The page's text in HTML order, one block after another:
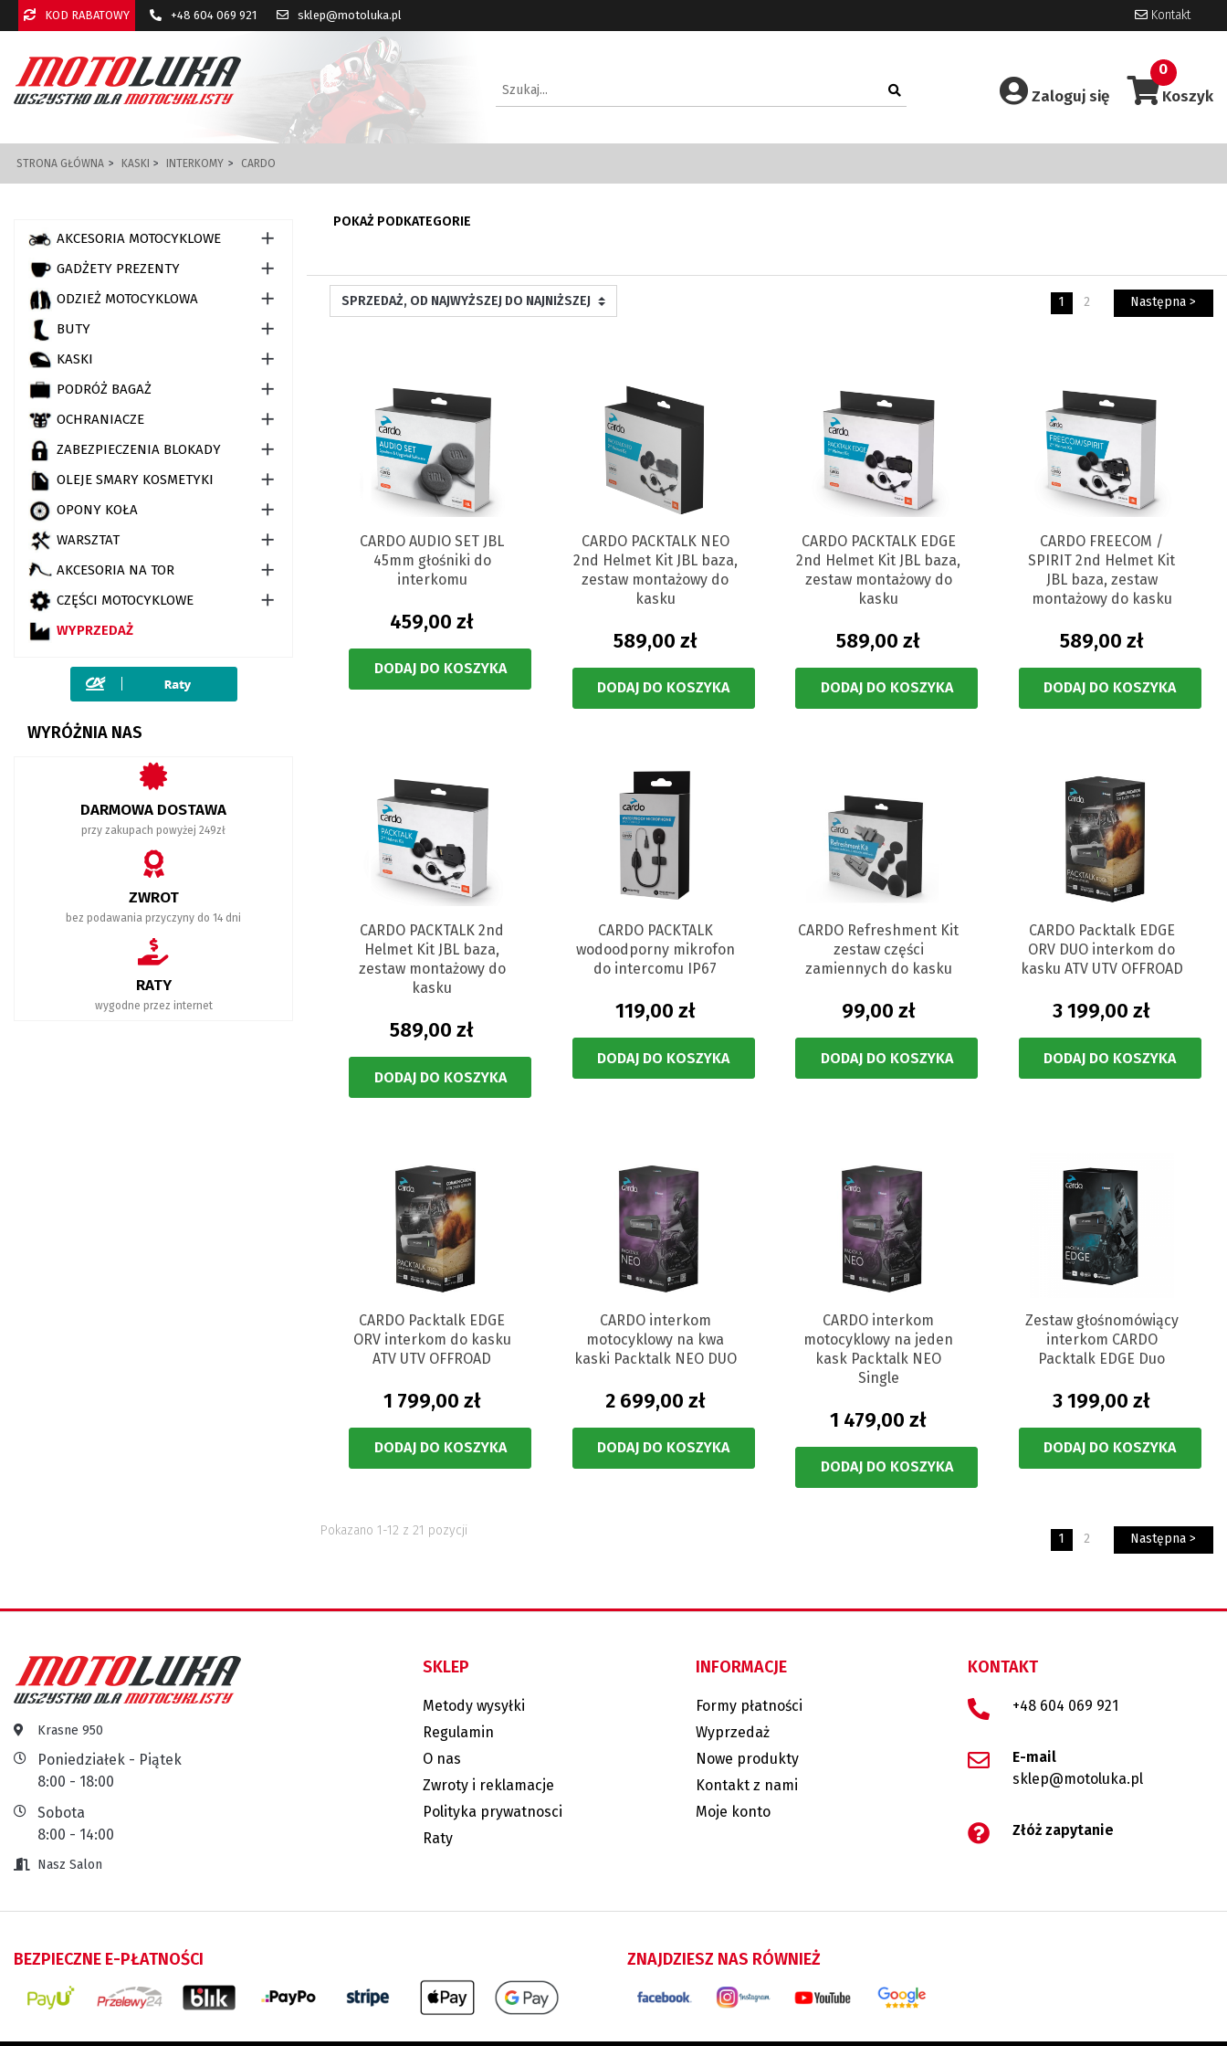
KOD RABATOWY +48 604 069 921 sklep@motoluka.pl Kontakt
Koszyk
0
Zaloguj się
STRONA GŁÓWNA KASKI INTERKOMY CARDO
AKCESORIA MOTOCYKLOWE 
GADŻETY PREZENTY 
ODZIEŻ MOTOCYKLOWA 
BUTY 
KASKI 
PODRÓŻ BAGAŻ 
OCHRANIACZE 
ZABEZPIECZENIA BLOKADY 
OLEJE SMARY KOSMETYKI 
OPONY KOŁA 
WARSZTAT 
AKCESORIA NA TOR 
CZĘŚCI MOTOCYKLOWE 
WYPRZEDAŻ
WYRÓŻNIA NAS
DARMOWA DOSTAWA
przy zakupach powyżej 249zł
ZWROT
bez podawania przyczyny do 14 dni
RATY
wygodne przez internet
POKAŻ PODKATEGORIE
1 2 Następna >
CARDO AUDIO SET JBL
45mm głośniki do
interkomu
459,00 zł
DODAJ DO KOSZYKA
CARDO PACKTALK NEO
2nd Helmet Kit JBL baza,
zestaw montażowy do
kasku
589,00 zł
DODAJ DO KOSZYKA
CARDO PACKTALK EDGE
2nd Helmet Kit JBL baza,
zestaw montażowy do
kasku
589,00 zł
DODAJ DO KOSZYKA
CARDO FREECOM /
SPIRIT 2nd Helmet Kit
JBL baza, zestaw
montażowy do kasku
589,00 zł
DODAJ DO KOSZYKA
CARDO PACKTALK 2nd
Helmet Kit JBL baza,
zestaw montażowy do
kasku
589,00 zł
DODAJ DO KOSZYKA
CARDO PACKTALK
wodoodporny mikrofon
do intercomu IP67
119,00 zł
DODAJ DO KOSZYKA
CARDO Refreshment Kit
zestaw części
zamiennych do kasku
99,00 zł
DODAJ DO KOSZYKA
CARDO Packtalk EDGE
ORV DUO interkom do
kasku ATV UTV OFFROAD
3 199,00 zł
DODAJ DO KOSZYKA
CARDO Packtalk EDGE
ORV interkom do kasku
ATV UTV OFFROAD
1 799,00 zł
DODAJ DO KOSZYKA
CARDO interkom
motocyklowy na kwa
kaski Packtalk NEO DUO
2 699,00 zł
DODAJ DO KOSZYKA
CARDO interkom
motocyklowy na jeden
kask Packtalk NEO
Single
1 479,00 zł
DODAJ DO KOSZYKA
Zestaw głośnomówiący
interkom CARDO
Packtalk EDGE Duo
3 199,00 zł
DODAJ DO KOSZYKA
Pokazano 1-12 z 21 pozycji
1 2 Następna >
Krasne 950
Poniedziałek - Piątek
8:00 - 18:00
Sobota
8:00 - 14:00
Nasz Salon
SKLEP
Metody wysyłki
Regulamin
O nas
Zwroty i reklamacje
Polityka prywatnosci
Raty
INFORMACJE
Formy płatności
Wyprzedaż
Nowe produkty
Kontakt z nami
Moje konto
KONTAKT
+48 604 069 921
E-mail
sklep@motoluka.pl
Złóż zapytanie
BEZPIECZNE E-PŁATNOŚCI ZNAJDZIESZ NAS RÓWNIEŻ